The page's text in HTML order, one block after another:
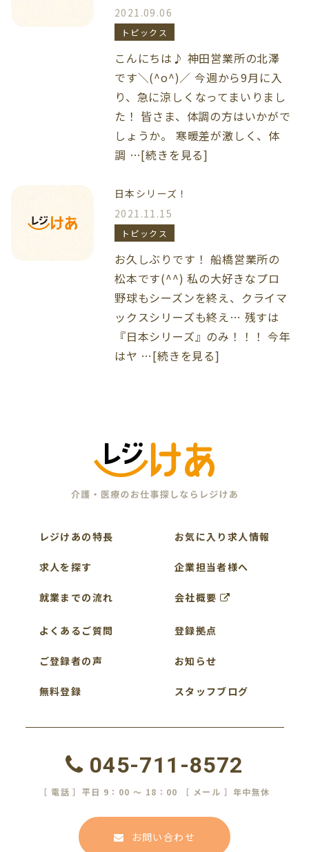
2021.09.06
トピックス
こんにちは♪ 神田営業所の北澤
です＼(^o^)／ 今週から9月に入
り、急に涼しくなってまいりまし
た！ 皆さま、体調の方はいかがで
しょうか。 寒暖差が激しく、体
調 …[続きを見る]
日本シリーズ！
2021.11.15
トピックス
お久しぶりです！ 船橋営業所の
松本です(^^) 私の大好きなプロ
野球もシーズンを終え、クライマ
ックスシリーズも終え… 残すは
『日本シリーズ』のみ！！！ 今年
はヤ …[続きを見る]
レジけあの特長
求人を探す
就業までの流れ
よくあるご質問
ご登録者の声
無料登録
お気に入り求人情報
企業担当者様へ
会社概要
登録拠点
お知らせ
スタッフブログ
045-711-8572
［ 電話 ］平日 9：00 ～ 18：00 ［ メール ］年中無休
お問い合わせ